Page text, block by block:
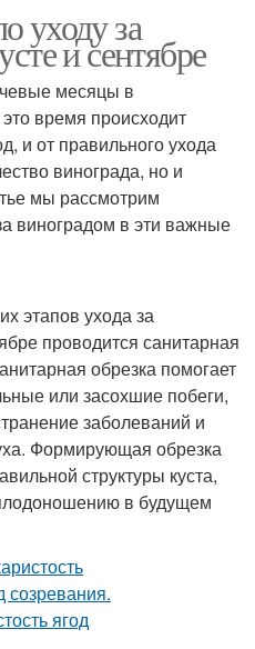
уходу за
и сентябре
месяцы в
время происходит
и от правильного ухода
винограда, но и
мы рассмотрим
виноградом в эти важные
этапов ухода за
проводится санитарная
обрезка помогает
или засохшие побеги,
заболеваний и
Формирующая обрезка
структуры куста,
в будущем